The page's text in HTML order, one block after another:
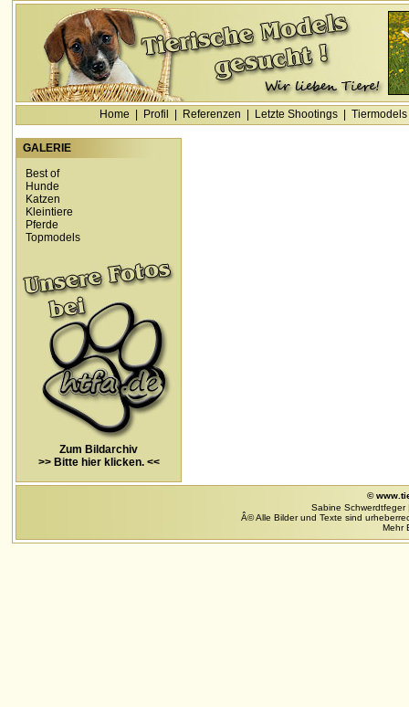
Home Profil Referenzen Letzte Shootings|
GALERIE
Best of
Hunde
Katzen
Kleintiere
Pferde
Topmodels
Zum Bildarchiv
>> Bitte hier klicken. <<
©
Sabine Schwerdtfeger
Â© Alle Bilder und Texte sind
Mehr